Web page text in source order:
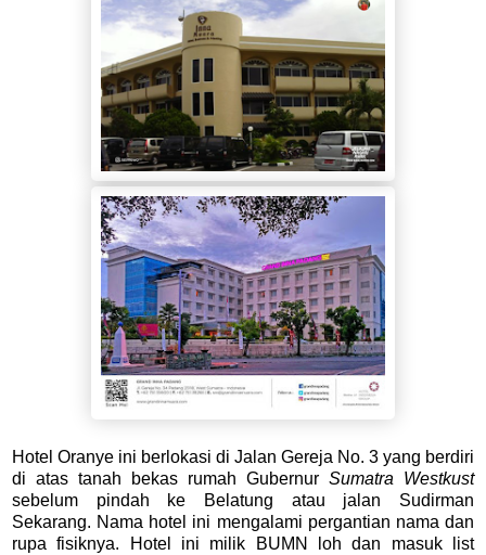
Hotel Oranye ini berlokasi di Jalan Gereja No. 3 yang berdiri
di atas tanah bekas rumah Gubernur Sumatra Westkust
sebelum pindah ke Belatung atau jalan Sudirman
Sekarang. Nama hotel ini mengalami pergantian nama dan
rupa fisiknya. Hotel ini milik BUMN loh dan masuk list